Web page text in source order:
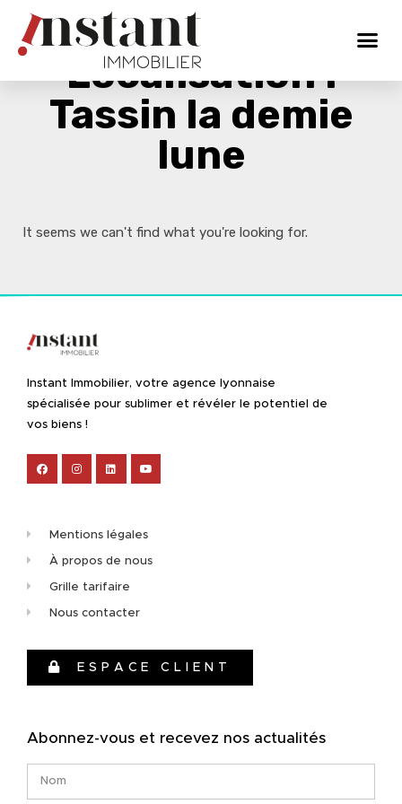
Localisation :
Tassin la demie
lune
It seems we can't find what you're looking for.
Instant Immobilier, votre agence lyonnaise
spécialisée pour sublimer et révéler le potentiel de
vos biens !
Mentions légales
À propos de nous
Grille tarifaire
Nous contacter
ESPACE CLIENT
Abonnez-vous et recevez nos actualités